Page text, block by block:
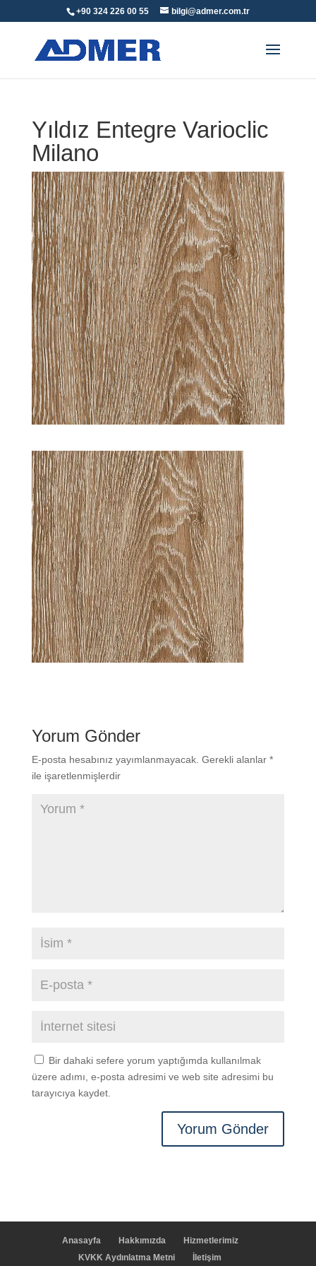
+90 324 226 00 55 bilgi@admer.com.tr
Yıldız Entegre Varioclic
Milano
Yorum Gönder
E-posta hesabınız yayımlanmayacak. Gerekli alanlar *
ile işaretlenmişlerdir
Bir dahaki sefere yorum yaptığımda kullanılmak
üzere adımı, e-posta adresimi ve web site adresimi bu
tarayıcıya kaydet.
Anasayfa Hakkımızda
Hizmetlerimiz
KVKK Aydınlatma Metni
İletişim